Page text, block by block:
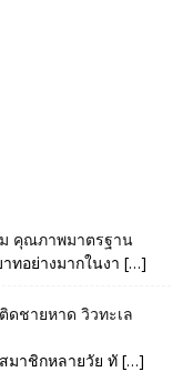
ม คุณภาพมาตรฐาน
ทอย่างมากในงา […]
ดชายหาด วิวทะเล
มาชิกหลายวัย ทั […]